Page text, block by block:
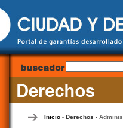
Inicio- Derechos -